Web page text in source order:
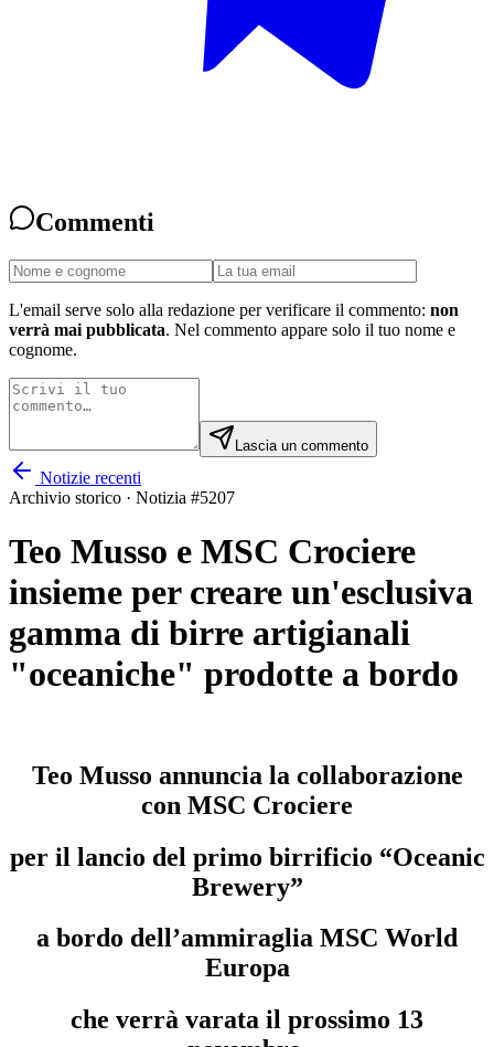
Commenti
L'email serve solo alla redazione per verificare il commento: non
verrà mai pubblicata. Nel commento appare solo il tuo nome e
cognome.
Lascia un commento
Notizie recenti
Archivio storico · Notizia #5207
Teo Musso e MSC Crociere
insieme per creare un'esclusiva
gamma di birre artigianali
"oceaniche" prodotte a bordo